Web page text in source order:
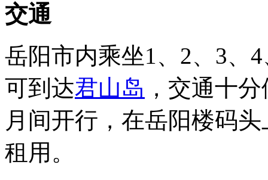
交通
岳阳市内乘坐1、2、3、
可到达君山岛 ，交通十
月间开行，在岳阳楼码
租用。